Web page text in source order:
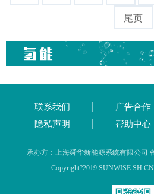
尾页
联系我们 广告合作
隐私声明
帮助中心
承办方：上海舜华新能源系统有限公司
Copyright?2019